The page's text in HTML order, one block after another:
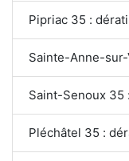
Pipriac 35 :
Sainte-Anne-
Saint-Senoux 35
Pléchâtel 35 :